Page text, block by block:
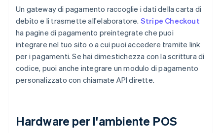
Un gateway di pagamento raccoglie i dati della carta di
debito e li trasmette all'elaboratore. Stripe Checkout
ha pagine di pagamento preintegrate che puoi
integrare nel tuo sito o a cui puoi accedere tramite link
per i pagamenti. Se hai dimestichezza con la scrittura di
codice, puoi anche integrare un modulo di pagamento
personalizzato con chiamate API dirette.
Hardware per l'ambiente POS